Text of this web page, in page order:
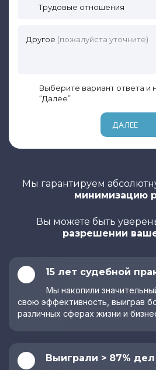
Трудовые отношения
Другое (пожалуйста уточните)
Выберите вариант ответа и
“Далее”
ДАЛЕЕ
Мы гарантируем
минимизацию
Вы можете быть
разрешении
15 лет судебной
Мы накопили
свою эффективность, выиграв
различных сферах жизни и
Выиграли > 87% дел